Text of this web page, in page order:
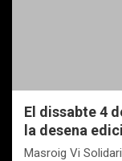
El dissabte 4
la desena
Masroig Vi